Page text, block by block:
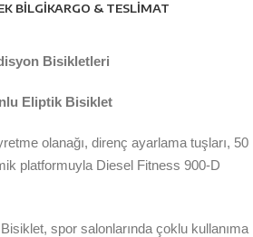
BILGIKARGO & TESLIMAT
Bisikletleri
Eliptik Bisiklet
olanağı, direnç ayarlama tuşları, 50
platformuyla Diesel Fitness 900-D
spor salonlarında çoklu kullanıma